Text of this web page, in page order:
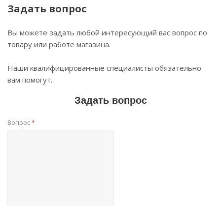
Задать вопрос
Вы можете задать любой интересующий вас вопрос по
товару или работе магазина.
Наши квалифицированные специалисты обязательно
вам помогут.
Задать вопрос
Вопрос*